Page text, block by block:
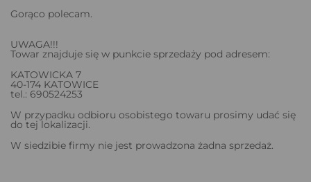
Gorąco polecam.
UWAGA!!!
Towar znajduje się w punkcie sprzedaży pod adresem:
KATOWICKA 7
40-174 KATOWICE
tel.: 690524253
W przypadku odbioru osobistego towaru prosimy udać się
do tej lokalizacji.
W siedzibie firmy nie jest prowadzona żadna sprzedaż.